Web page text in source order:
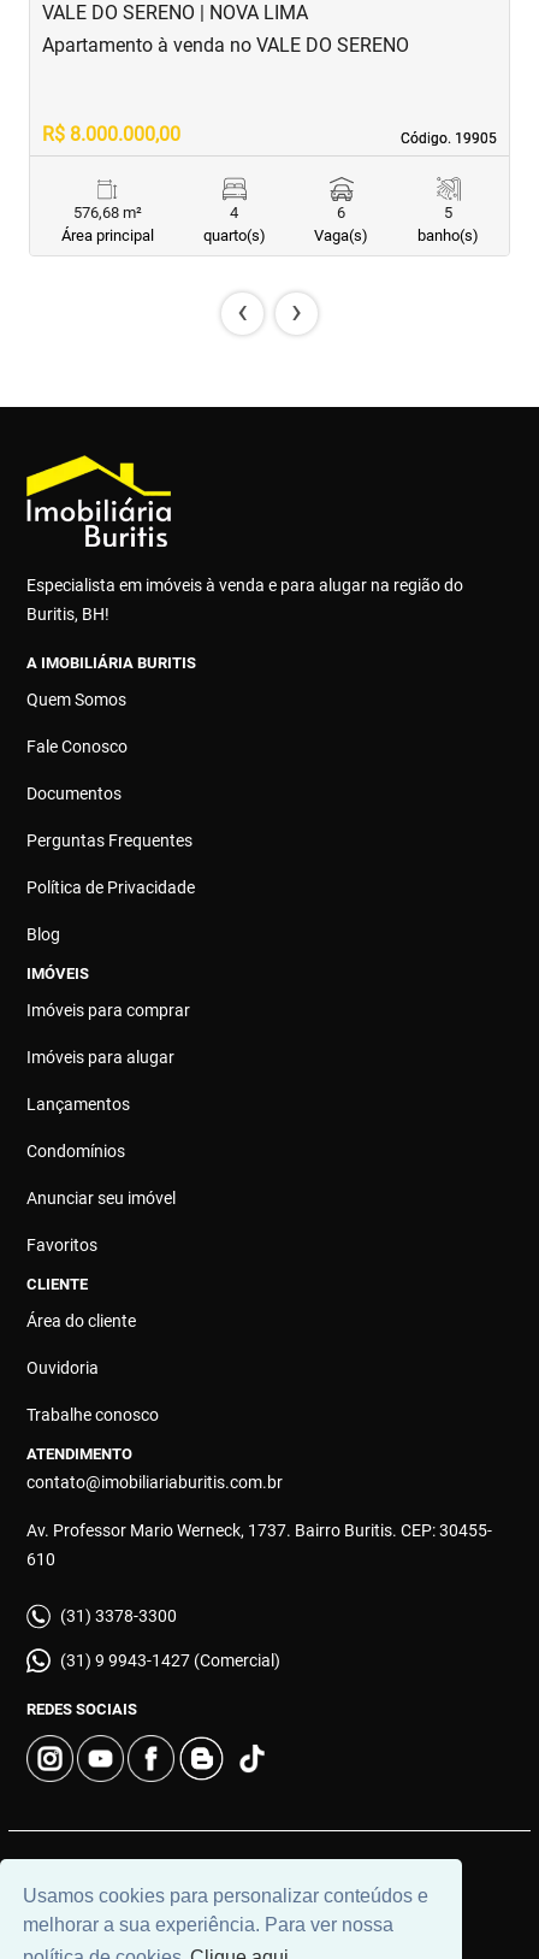
Usamos cookies para personalizar conteúdos e
melhorar a sua experiência. Para ver nossa
VALE DO SERENO | NOVA LIMA
Código. 19905
Código. 19905
Apartamento à venda no VALE DO SERENO
R$ 8.000.000,00
576,68 m²
Área principal
4
quarto(s)
6
Vaga(s)
5
banho(s)
‹ ›
Especialista em imóveis à venda e para alugar na região do
Buritis, BH!
A IMOBILIÁRIA BURITIS
Quem Somos
Fale Conosco
Documentos
Perguntas Frequentes
Política de Privacidade
Blog
IMÓVEIS
Imóveis para comprar
Imóveis para alugar
Lançamentos
Condomínios
Anunciar seu imóvel
Favoritos
CLIENTE
Área do cliente
Ouvidoria
Trabalhe conosco
ATENDIMENTO
contato@imobiliariaburitis.com.br
Av. Professor Mario Werneck, 1737. Bairro Buritis. CEP: 30455-
610
(31) 3378-3300
(31) 9 9943-1427 (Comercial)
REDES SOCIAIS
Universal Software.